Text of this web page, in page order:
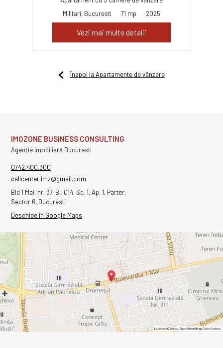
Militari, Bucuresti
71 mp 2025
Vezi mai multe detalii
Înapoi la Apartamente de vânzare
IMOZONE BUSINESS CONSULTING
Agenție imobiliară Bucuresti
0742.400.300
callcenter.imz@gmail.com
Bld 1 Mai, nr. 37, Bl. C14, Sc. 1, Ap. 1, Parter,
Sector 6, Bucuresti
Deschide în Google Maps